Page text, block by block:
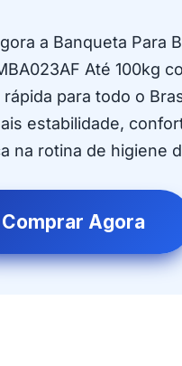
a Banqueta Para
Até 100kg
para todo o
estabilidade,
na rotina de higiene
Comprar Agora